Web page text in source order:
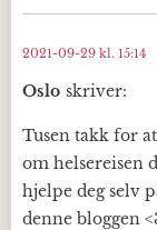
Oslo skriver:
2021-09-29 kl. 15:14
Tusen takk for
om helsereisen
hjelpe deg selv
denne bloggen